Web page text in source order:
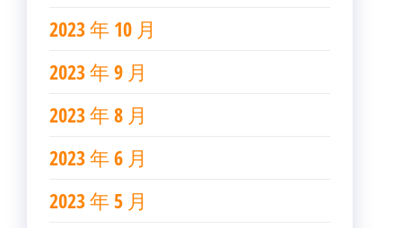
2023 年 10 月
2023 年 9 月
2023 年 8 月
2023 年 6 月
2023 年 5 月